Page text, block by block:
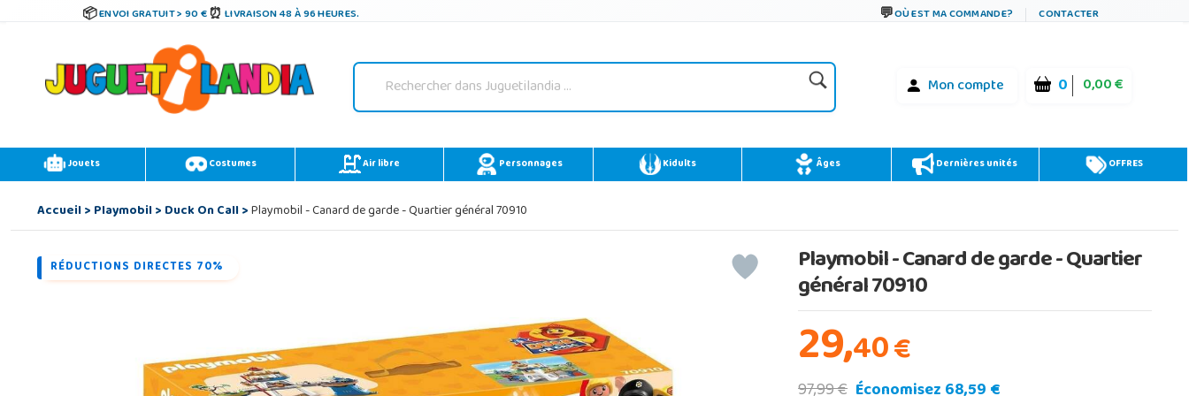
ENVOI GRATUIT > 90 € LIVRAISON 48 À 96 HEURES. OÙ EST MA COMMANDE? CONTACTER
Mon compte 0 0,00 €
Jouets Costumes Air libre Personnages Kidults Âges Dernières unités OFFRES
Accueil>Playmobil>Duck On Call>Playmobil - Canard de garde - Quartier général 70910
RÉDUCTIONS DIRECTES 70% Playmobil - Canard de garde - Quartier
général 70910
29,40€